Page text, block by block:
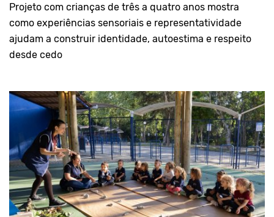
Projeto com crianças de três a quatro anos mostra
como experiências sensoriais e representatividade
ajudam a construir identidade, autoestima e respeito
desde cedo